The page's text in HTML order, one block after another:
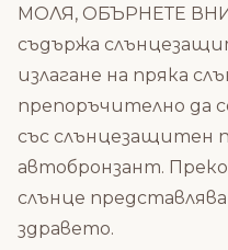
МОЛЯ, ОБЪРНЕТЕ
съдържа
излагане на пряка
препоръчително да
със слънцезащитен
автобронзант.
слънце представлява
здравето.